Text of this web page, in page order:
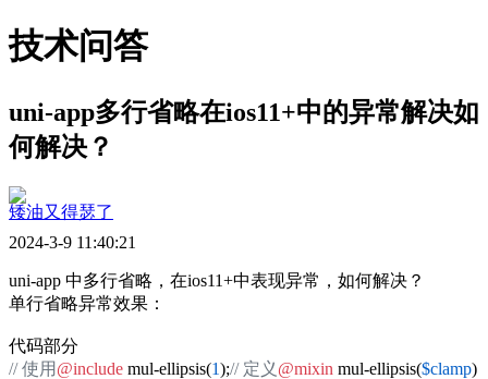
技术问答
uni-app多行省略在ios11+中的异常解决如
何解决？
矮油又得瑟了
2024-3-9 11:40:21
uni-app 中多行省略，在ios11+中表现异常，如何解决？
单行省略异常效果：
代码部分
// 使用 @include mul-ellipsis(1);// 定义 @mixin mul-ellipsis($clamp)